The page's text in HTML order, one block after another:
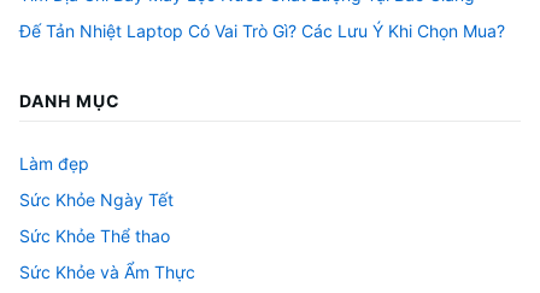
Đế Tản Nhiệt Laptop Có Vai Trò Gì? Các Lưu Ý Khi Chọn Mua?
DANH MỤC
Làm đẹp
Sức Khỏe Ngày Tết
Sức Khỏe Thể thao
Sức Khỏe và Ẩm Thực